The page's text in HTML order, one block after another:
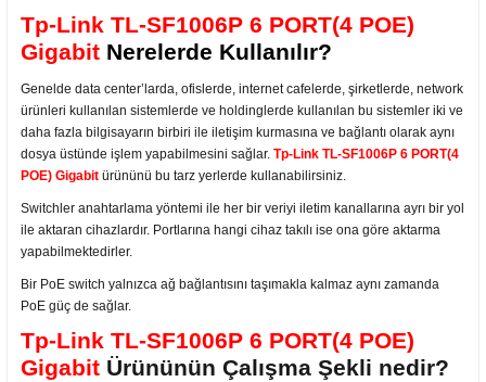
Tp-Link TL-SF1006P 6 PORT(4 POE)
Gigabit Nerelerde Kullanılır?
Genelde data center’larda, ofislerde, internet cafelerde, şirketlerde, network
ürünleri kullanılan sistemlerde ve holdinglerde kullanılan bu sistemler iki ve
daha fazla bilgisayarın birbiri ile iletişim kurmasına ve bağlantı olarak aynı
dosya üstünde işlem yapabilmesini sağlar. Tp-Link TL-SF1006P 6 PORT(4
POE) Gigabit ürününü bu tarz yerlerde kullanabilirsiniz.
Switchler anahtarlama yöntemi ile her bir veriyi iletim kanallarına ayrı bir yol
ile aktaran cihazlardır. Portlarına hangi cihaz takılı ise ona göre aktarma
yapabilmektedirler.
Bir PoE switch yalnızca ağ bağlantısını taşımakla kalmaz aynı zamanda
PoE güç de sağlar.
Tp-Link TL-SF1006P 6 PORT(4 POE)
Gigabit Ürününün Çalışma Şekli nedir?